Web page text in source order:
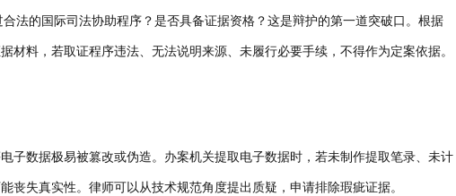
法的国际司法协助程序？是否具备证据资格？这是辩护的第一道突破口。根据
材料，若取证程序违法、无法说明来源、未履行必要手续，不得作为定案依据。
子数据极易被篡改或伪造。办案机关提取电子数据时，若未制作提取笔录、未计
丧失真实性。律师可以从技术规范角度提出质疑，申请排除瑕疵证据。